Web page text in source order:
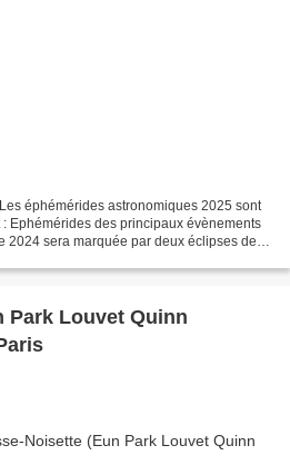
éphémérides astronomiques 2025 sont
Ephémérides des principaux évènements
2024 sera marquée par deux éclipses de
Park Louvet Quinn